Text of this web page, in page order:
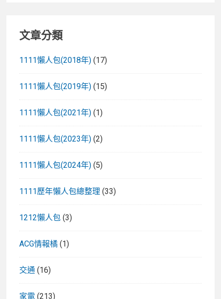
文章分類
1111懶人包(2018年) (17)
1111懶人包(2019年) (15)
1111懶人包(2021年) (1)
1111懶人包(2023年) (2)
1111懶人包(2024年) (5)
1111歷年懶人包總整理 (33)
1212懶人包 (3)
ACG情報橘 (1)
交通 (16)
家電 (213)